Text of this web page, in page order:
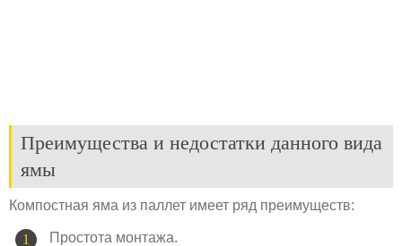
Преимущества и недостатки данного вида
ямы
Компостная яма из паллет имеет ряд преимуществ:
Простота монтажа.